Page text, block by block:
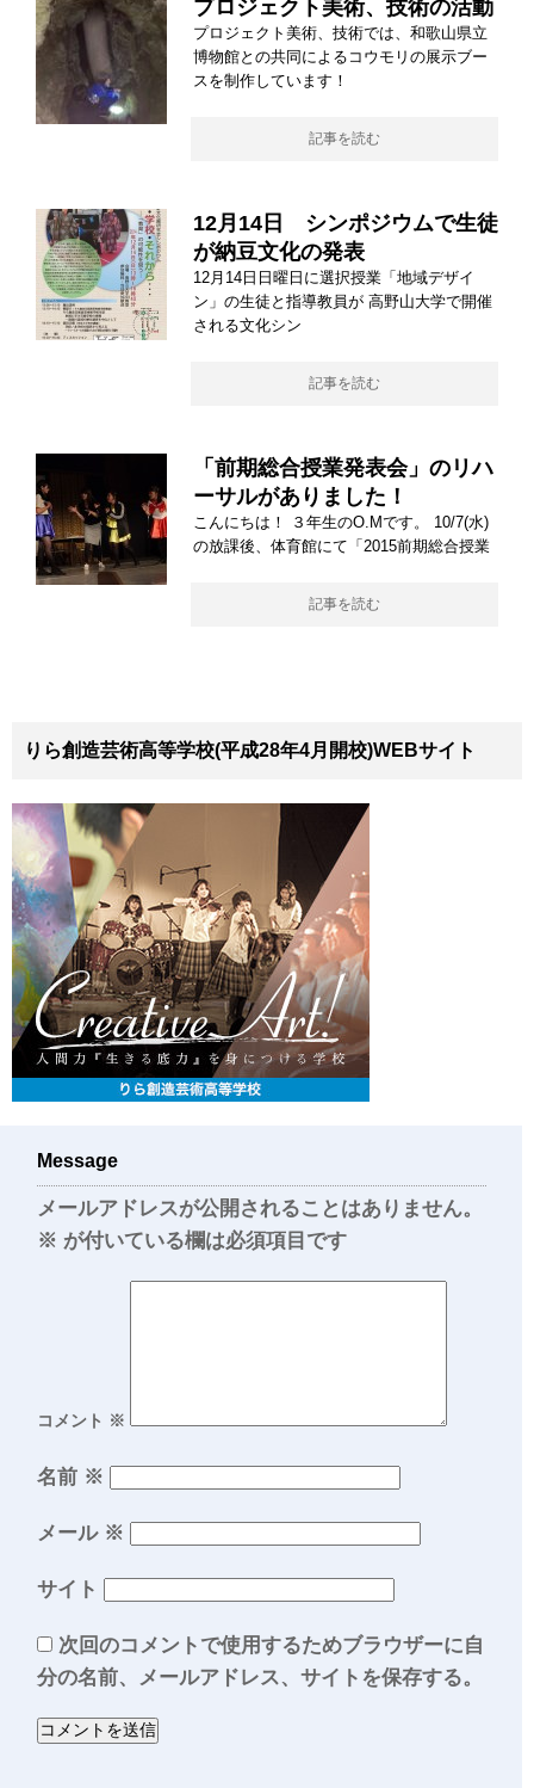
プロジェクト美術、技術の活動
プロジェクト美術、技術では、和歌山県立
博物館との共同によるコウモリの展示ブー
スを制作しています！
記事を読む
12月14日 シンポジウムで生徒
が納豆文化の発表
12月14日日曜日に選択授業「地域デザイ
ン」の生徒と指導教員が 高野山大学で開催
される文化シン
記事を読む
「前期総合授業発表会」のリハ
ーサルがありました！
こんにちは！ ３年生のO.Mです。 10/7(水)
の放課後、体育館にて「2015前期総合授業
記事を読む
りら創造芸術高等学校(平成28年4月開校)WEBサイト
Message
メールアドレスが公開されることはありません。
※ が付いている欄は必須項目です
コメント ※
名前 ※
メール ※
サイト
次回のコメントで使用するためブラウザーに自
分の名前、メールアドレス、サイトを保存する。